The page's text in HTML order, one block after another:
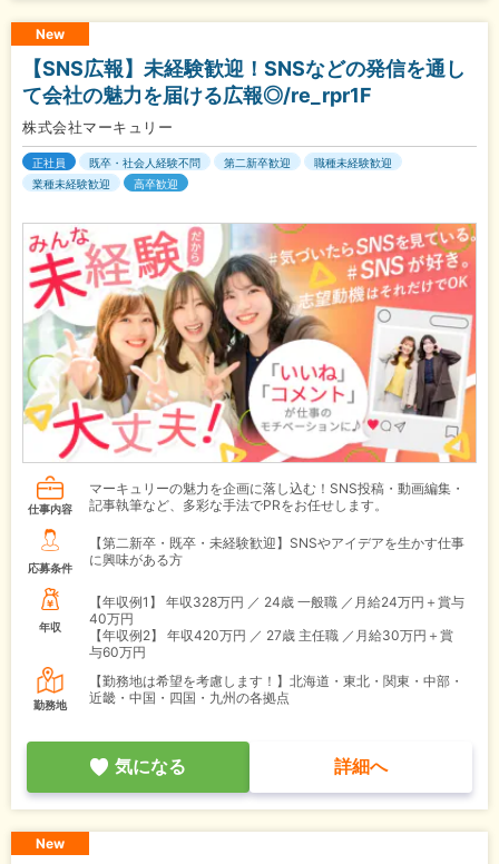
New
【SNS広報】未経験歓迎！SNSなどの発信を通し
て会社の魅力を届ける広報◎/re_rpr1F
株式会社マーキュリー
正社員 既卒・社会人経験不問 第二新卒歓迎
職種未経験歓迎
業種未経験歓迎
高卒歓迎
仕事内容
マーキュリーの魅力を企画に落し込む！SNS投稿・動画編集・
記事執筆など、多彩な手法でPRをお任せします。
応募条件
【第二新卒・既卒・未経験歓迎】SNSやアイデアを生かす仕事
に興味がある方
年収
【年収例1】
年収328万円 ／ 24歳 一般職 ／月給24万円＋賞与
40万円
【年収例2】
年収420万円 ／ 27歳 主任職 ／月給30万円＋賞
与60万円
勤務地
【勤務地は希望を考慮します！】北海道・東北・関東・中部・
近畿・中国・四国・九州の各拠点
気になる 詳細へ
New